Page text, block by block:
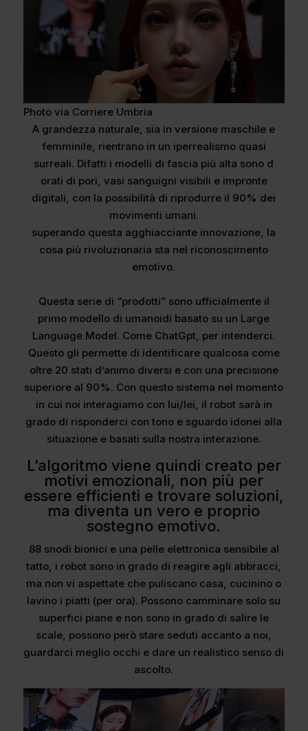
Photo via Corriere Umbria
A grandezza naturale, sia in versione maschile e
femminile, rientrano in un iperrealismo quasi
surreali. Difatti i modelli di fascia più alta sono d
orati di pori, vasi sanguigni visibili e impronte
digitali, con la possibilità di riprodurre il 90% dei
movimenti umani.
superando questa agghiacciante innovazione, la
cosa più rivoluzionaria sta nel riconoscimento
emotivo.
Questa serie di “prodotti” sono ufficialmente il
primo modello di umanoidi basato su un Large
Language Model. Come ChatGpt, per intenderci.
Questo gli permette di identificare qualcosa come
oltre 20 stati d’animo diversi e con una precisione
superiore al 90%. Con questo sistema nel momento
in cui noi interagiamo con lui/lei, il robot sarà in
grado di risponderci con tono e sguardo idonei alla
situazione e basati sulla nostra interazione.
L’algoritmo viene quindi creato per
motivi emozionali, non più per
essere efficienti e trovare soluzioni,
ma diventa un vero e proprio
sostegno emotivo.
88 snodi bionici e una pelle elettronica sensibile al
tatto, i robot sono in grado di reagire agli abbracci,
ma non vi aspettate che puliscano casa, cucinino o
lavino i piatti (per ora). Possono camminare solo su
superfici piane e non sono in grado di salire le
scale, possono però stare seduti accanto a noi,
guardarci meglio occhi e dare un realistico senso di
ascolto.